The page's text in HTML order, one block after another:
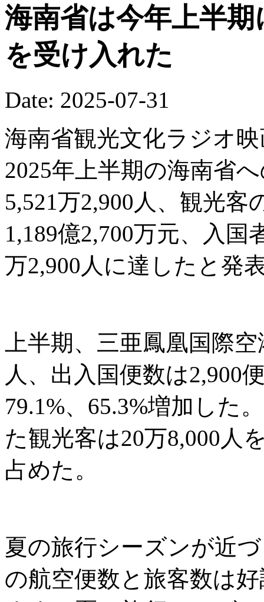
海南省は今年上半期
を受け入れた
Date: 2025-07-31
海南省観光文化ラジオ
2025年上半期の海南省
5,521万2,900人、観光客
1,189億2,700万元、入国
万2,900人に達したと発
上半期、三亜鳳凰国際
人、出入国便数は2,900
79.1%、65.3%増加した
た観光客は20万8,000人
占めた。
夏の旅行シーズンが近
の航空便数と旅客数は